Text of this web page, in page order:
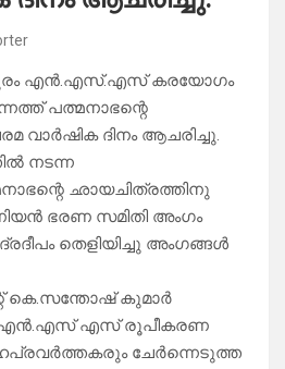
എൻ.എസ്.എസ് കരയോഗം
പത്മനാഭന്റെ
വാർഷിക ദിനം ആചരിച്ചു.
നടന്ന
ഛായചിത്രത്തിനു
ഭരണ സമിതി അംഗം
തെളിയിച്ചു അംഗങ്ങൾ
കെ.സന്തോഷ് കുമാർ
.എൻ.എസ് എസ് രൂപീകരണ
ചേർന്നെടുത്ത